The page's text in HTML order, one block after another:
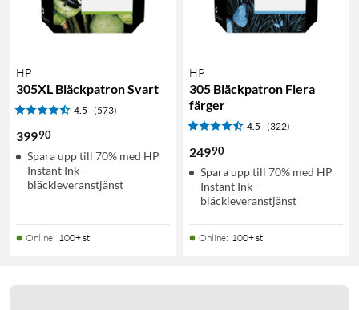
HP
305XL Bläckpatron Svart
4.5 (573)
39990
Spara upp till 70% med HP
Instant Ink -
bläckleveranstjänst
Online: 100+ st
HP
305 Bläckpatron Flera
färger
4.5 (322)
24990
Spara upp till 70% med HP
Instant Ink -
bläckleveranstjänst
Online: 100+ st